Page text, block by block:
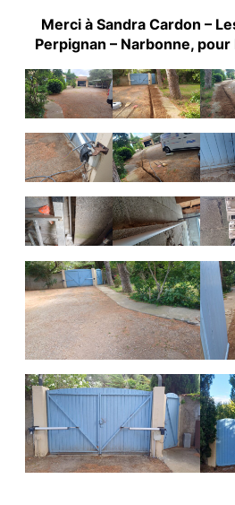
Merci à Sandra Cardon –
Perpignan – Narbonne,